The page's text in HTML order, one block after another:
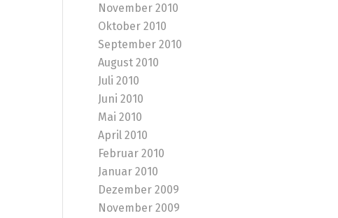
November 2010
Oktober 2010
September 2010
August 2010
Juli 2010
Juni 2010
Mai 2010
April 2010
Februar 2010
Januar 2010
Dezember 2009
November 2009